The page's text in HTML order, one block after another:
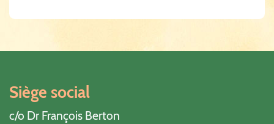
Siège social
c/o Dr François Berton